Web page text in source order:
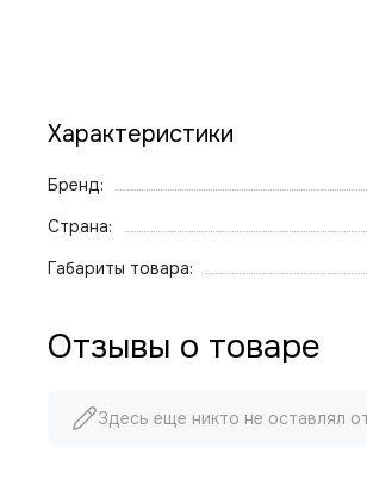
Характеристики
Бренд:
Страна:
Габариты товара:
Отзывы о товаре
Здесь еще никто не оставлял